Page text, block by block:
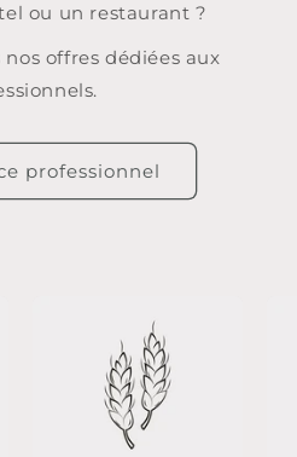
ou un restaurant ?
offres dédiées aux
professionnel